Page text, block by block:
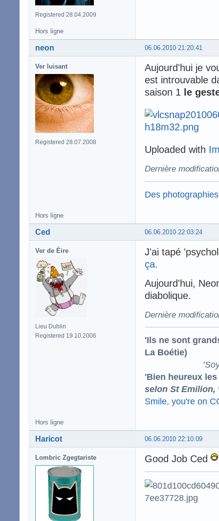
Registered 28.04.2009
Hors ligne
06.06.2010 21:20:41
neon
Ver luisant
Registered 28.07.2008
Aujourd'hui je
est introuvable
saison 1 le
Uploaded with
Dernière
Des
Hors ligne
06.06.2010 22:03:24
Ced
Ver de Éire
Lieu Dublin
Registered 19.10.2006
J'ai tapé
ça.
Aujourd'hui,
diabolique.
Dernière
'Ils ne sont
La Boétie)
'
'Bien heureux
selon St Emilion,
Smile, you're on
Hors ligne
06.06.2010 22:10:09
Haricot
Lombric Zgegtariste Good Job Ced